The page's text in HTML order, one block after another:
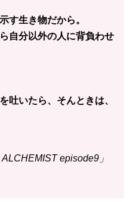
す生き物だから。
自分以外の人に背負わせ
吐いたら、そんときは、
episode9」